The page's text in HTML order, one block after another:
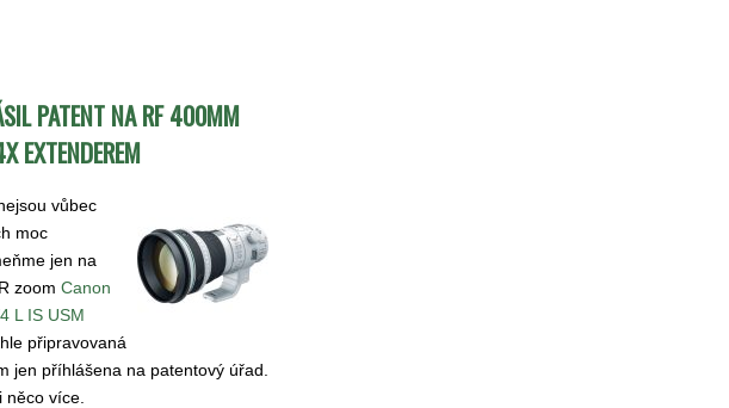
PATENT NA RF 400MM
EXTENDEREM
vůbec
moc
jen na
zoom Canon
L IS USM
připravovaná
jen příhlášena na patentový úřad.
více.